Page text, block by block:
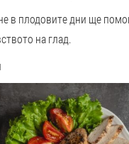
в плодовите дни ще
на глад.